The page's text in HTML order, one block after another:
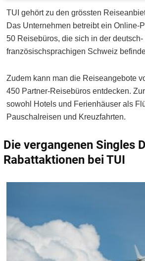
TUI gehört zu den grössten
Das Unternehmen betreibt ein Online-
50 Reisebüros, die sich in der deutsch-
französischsprachigen Schweiz
Zudem kann man die Reiseangebote
450 Partner-Reisebüros entdecken.
sowohl Hotels und Ferienhäuser als
Pauschalreisen und Kreuzfahrten.
Die vergangenen Singles
Rabattaktionen bei TUI